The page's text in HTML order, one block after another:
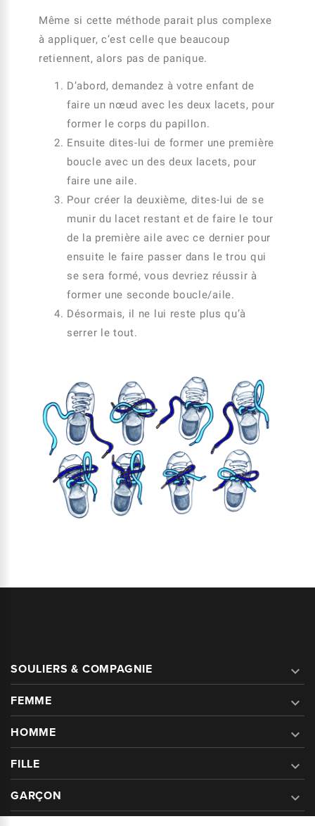
Même si cette méthode parait plus complexe
à appliquer, c’est celle que beaucoup
retiennent, alors pas de panique.
D’abord, demandez à votre enfant de
faire un nœud avec les deux lacets, pour
former le corps du papillon.
Ensuite dites-lui de former une première
boucle avec un des deux lacets, pour
faire une aile.
Pour créer la deuxième, dites-lui de se
munir du lacet restant et de faire le tour
de la première aile avec ce dernier pour
ensuite le faire passer dans le trou qui
se sera formé, vous devriez réussir à
former une seconde boucle/aile.
Désormais, il ne lui reste plus qu’à
serrer le tout.
SOULIERS & COMPAGNIE 
FEMME 
HOMME 
FILLE 
GARÇON 